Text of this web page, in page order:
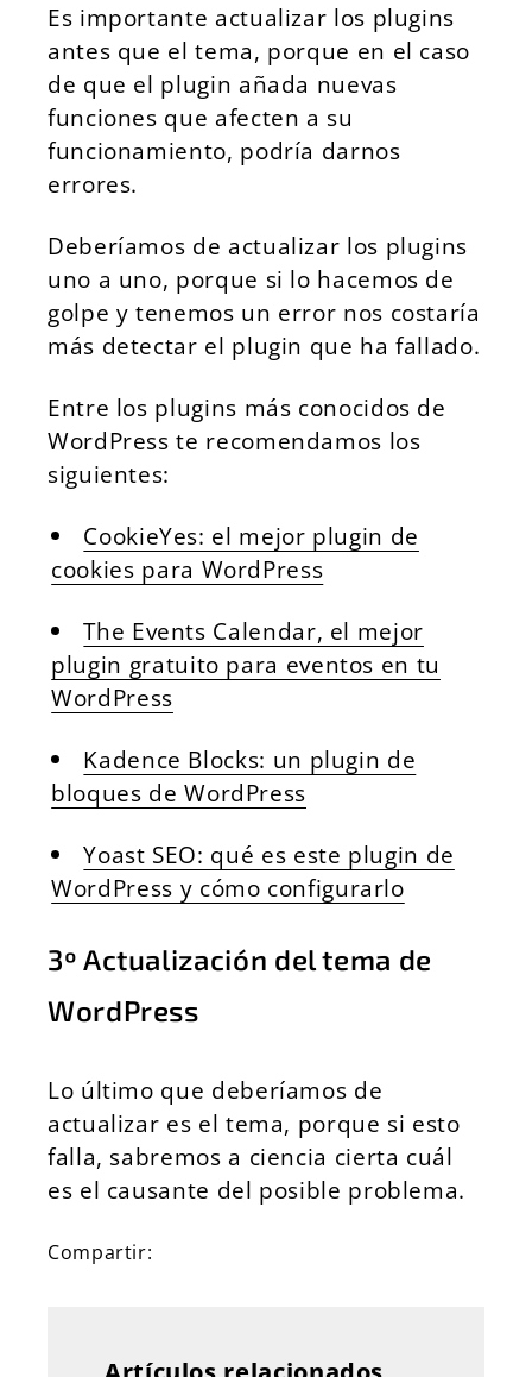
Es importante actualizar los plugins
antes que el tema, porque en el caso
de que el plugin añada nuevas
funciones que afecten a su
funcionamiento, podría darnos
errores.
Deberíamos de actualizar los plugins
uno a uno, porque si lo hacemos de
golpe y tenemos un error nos costaría
más detectar el plugin que ha fallado.
Entre los plugins más conocidos de
WordPress te recomendamos los
siguientes:
CookieYes: el mejor plugin de
cookies para WordPress
The Events Calendar, el mejor
plugin gratuito para eventos en tu
WordPress
Kadence Blocks: un plugin de
bloques de WordPress
Yoast SEO: qué es este plugin de
WordPress y cómo configurarlo
3º Actualización del tema de
WordPress
Lo último que deberíamos de
actualizar es el tema, porque si esto
falla, sabremos a ciencia cierta cuál
es el causante del posible problema.
Compartir: